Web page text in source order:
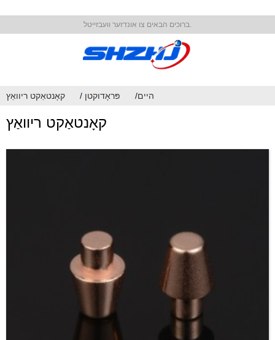
ברוכים הבאים צו אונדזער וועבזייטל.
היים פּראָדוקטן קאָנטאַקט ריוואַץ
קאָנטאַקט ריוואַץ